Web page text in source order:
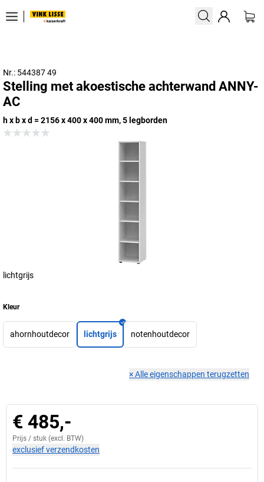
Nr.: 544387 49
Stelling met akoestische achterwand ANNY-
AC
h x b x d = 2156 x 400 x 400 mm, 5 legborden
lichtgrijs
Kleur
ahornhoutdecor lichtgrijs notenhoutdecor
×Alle eigenschappen terugzetten
€ 485,-
Prijs / stuk (excl. BTW)
exclusief verzendkosten